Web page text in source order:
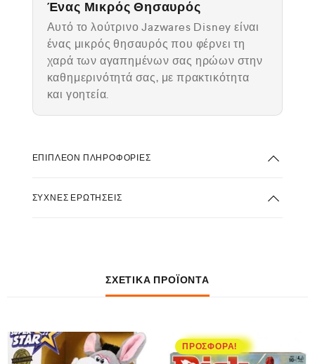
Ένας Μικρός Θησαυρός
Αυτό το λούτρινο Jazwares Disney είναι
ένας μικρός θησαυρός που φέρνει τη
χαρά των αγαπημένων σας ηρώων στην
καθημερινότητά σας, με πρακτικότητα
και γοητεία.
ΕΠΙΠΛΈΟΝ ΠΛΗΡΟΦΟΡΊΕΣ
ΣΥΧΝΈΣ ΕΡΩΤΉΣΕΙΣ
ΣΧΕΤΙΚΆ ΠΡΟΪΌΝΤΑ
ΠΡΟΣΦΟΡΆ!